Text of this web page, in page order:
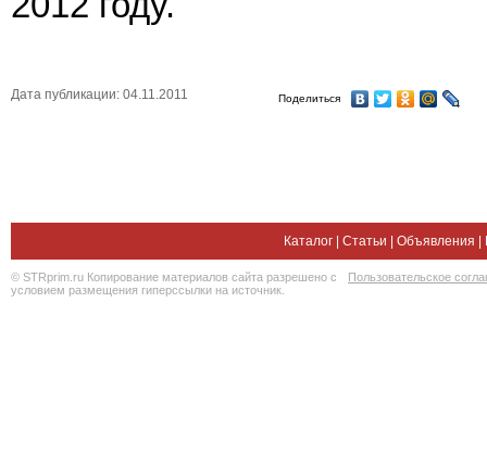
Дата публикации: 04.11.2011 Поделиться
Каталог | Статьи | Объявления |
© STRprim.ru Копирование материалов сайта разрешено с
условием размещения гиперссылки на источник.
Пользовательское